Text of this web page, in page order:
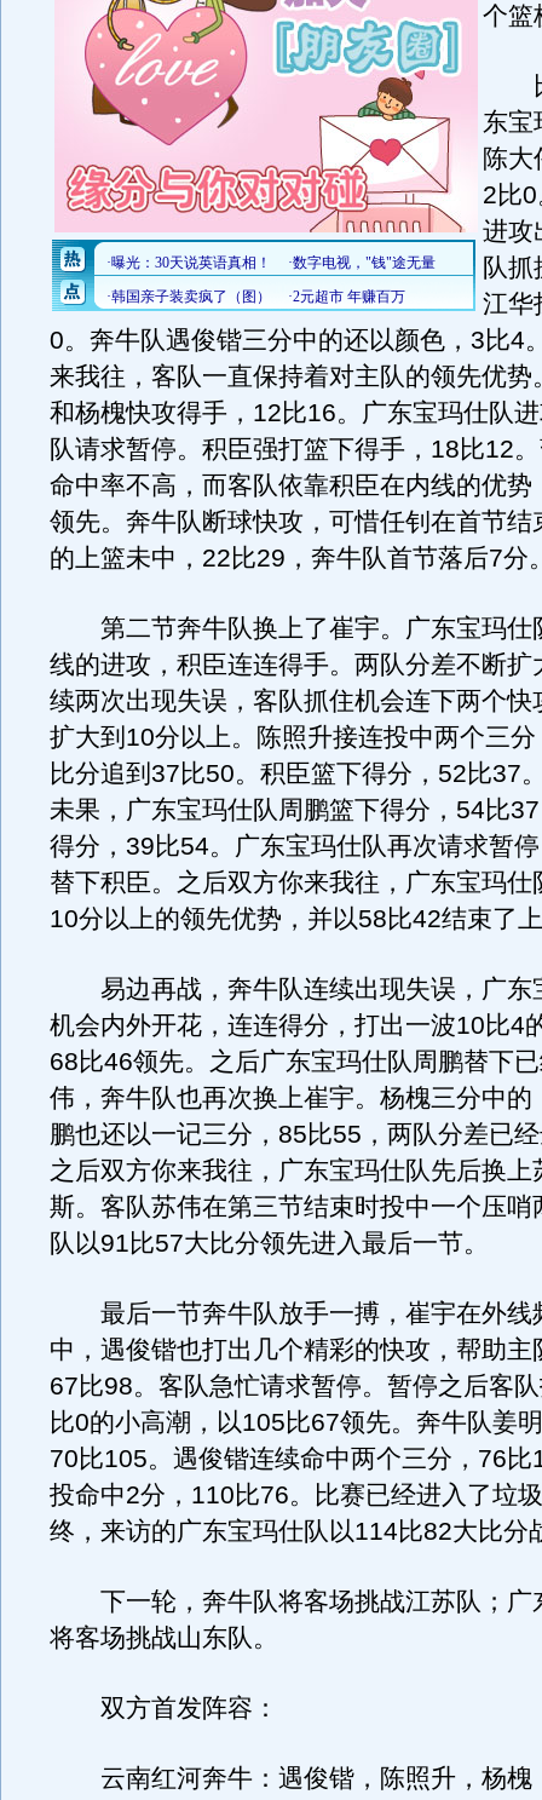
个篮
比
东宝
陈大
2比
进攻
队
江华
0。奔牛队遇俊锴三分中的还以颜色，3比4
来我往，客队一直保持着对主队的领先优势
和杨槐快攻得手，12比16。广东宝玛仕队
队请求暂停。积臣强打篮下得手，18比12
命中率不高，而客队依靠积臣在内线的优势
领先。奔牛队断球快攻，可惜任钊在首节结
的上篮未中，22比29，奔牛队首节落后7分
第二节奔牛队换上了崔宇。广东宝玛仕
线的进攻，积臣连连得手。两队分差不断扩
续两次出现失误，客队抓住机会连下两个快
扩大到10分以上。陈照升接连投中两个三
比分追到37比50。积臣篮下得分，52比37
未果，广东宝玛仕队周鹏篮下得分，54比
得分，39比54。广东宝玛仕队再次请求暂
替下积臣。之后双方你来我往，广东宝玛仕
10分以上的领先优势，并以58比42结束了
易边再战，奔牛队连续出现失误，广东
机会内外开花，连连得分，打出一波10比4
68比46领先。之后广东宝玛仕队周鹏替下
伟，奔牛队也再次换上崔宇。杨槐三分中
鹏也还以一记三分，85比55，两队分差已
之后双方你来我往，广东宝玛仕队先后换上
斯。客队苏伟在第三节结束时投中一个压哨
队以91比57大比分领先进入最后一节。
最后一节奔牛队放手一搏，崔宇在外线
中，遇俊锴也打出几个精彩的快攻，帮助主
67比98。客队急忙请求暂停。暂停之后客
比0的小高潮，以105比67领先。奔牛队姜
70比105。遇俊锴连续命中两个三分，76比
投命中2分，110比76。比赛已经进入了垃
终，来访的广东宝玛仕队以114比82大比分
下一轮，奔牛队将客场挑战江苏队；广
将客场挑战山东队。
双方首发阵容：
云南红河奔牛：遇俊锴，陈照升，杨槐